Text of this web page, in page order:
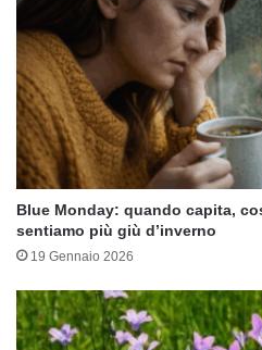
Blue Monday: quando capita,
sentiamo più giù d’inverno
19 Gennaio 2026